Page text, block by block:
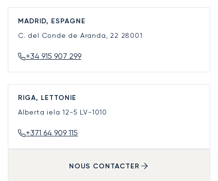
MADRID, ESPAGNE
C. del Conde de Aranda, 22 28001
+34 915 907 299
RIGA, LETTONIE
Alberta iela 12-5 LV-1010
+371 64 909 115
NOUS CONTACTER